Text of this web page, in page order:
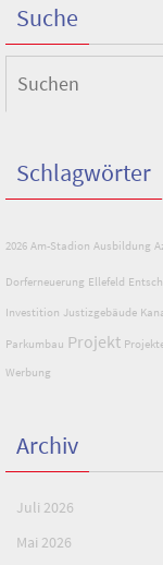
Suche
Schlagwörter
2026 Am-Stadion Ausbildung
Dorferneuerung Ellefeld
Investition Justizgebäude
Parkumbau Projekt
Werbung
Archiv
Juli 2026
Mai 2026